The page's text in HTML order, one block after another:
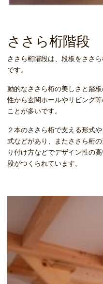
ささら桁階段
ささら桁階段は、段板をささ
です。
動的なささら桁の美しさと踏
性から玄関ホールやリビング
ことが多いです。
２本のささら桁で支える形式
式などがあり、またささら桁
り付け方などでデザイン性の
段がつくられています。